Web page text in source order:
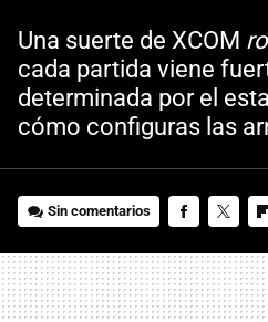
Una suerte de XCOM
cada partida viene
determinada por el
cómo configuras las
Sin comentarios